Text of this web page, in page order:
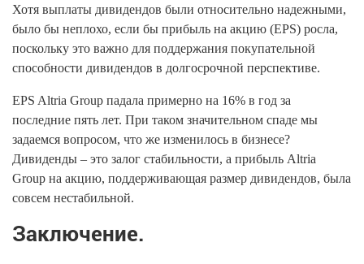
Хотя выплаты дивидендов были относительно надежными,
было бы неплохо, если бы прибыль на акцию (EPS) росла,
поскольку это важно для поддержания покупательной
способности дивидендов в долгосрочной перспективе.
EPS Altria Group падала примерно на 16% в год за
последние пять лет. При таком значительном спаде мы
задаемся вопросом, что же изменилось в бизнесе?
Дивиденды – это залог стабильности, а прибыль Altria
Group на акцию, поддерживающая размер дивидендов, была
совсем нестабильной.
Заключение.